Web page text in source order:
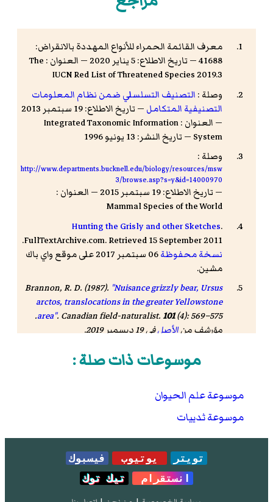
معرف القائمة الحمراء للأنواع المهددة بالانقراض:
41688 — تاريخ الاطلاع: 5 يناير 2020 — العنوان : The
IUCN Red List of Threatened Species 2019.3
وصلة : التصنيف التسلسلي ضمن نظام المعلومات
التصنيفية المتكامل
— تاريخ الاطلاع: 19 سبتمبر 2013
— العنوان : Integrated Taxonomic Information
System — تاريخ النشر: 13 يونيو 1996
وصلة :
http://www.departments.bucknell.edu/biology/resources/msw
3/browse.asp?s=y&id=14000970
— تاريخ الاطلاع: 19 سبتمبر 2015 — العنوان :
Mammal Species of the World
Hunting the Grisly and other Sketches.
FullTextArchive.com. Retrieved 15 September 2011.
نسخة محفوظة
06 سبتمبر 2017 على موقع واي باك
مشين.
Brannon, R. D. (1987). "Nuisance grizzly bear, Ursus
arctos, translocations in the greater Yellowstone
area". Canadian field-naturalist.101
(4): 569–575.
مؤرشف منالأصلفي 19 ديسمبر 2019.
Wildlife Extra. مؤرشف من
الأصلفي 19 يناير 2017.
موسوعات ذات صلة :
موسوعة علم الحيوان
موسوعة ثدييات
تويتر يوتيوب
فيسبوك
انستقرام
تيك توك